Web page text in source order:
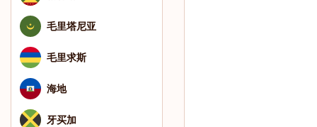
毛里塔尼亚
毛里求斯
海地
牙买加